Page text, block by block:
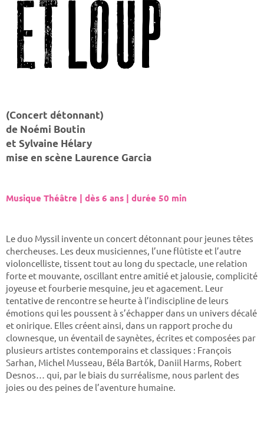
(Concert détonnant)
de Noémi Boutin
et Sylvaine Hélary
mise en scène Laurence Garcia
Musique Théâtre | dès 6 ans | durée 50 min
Le duo Myssil invente un concert détonnant pour jeunes têtes
chercheuses. Les deux musiciennes, l’une flûtiste et l’autre
violoncelliste, tissent tout au long du spectacle, une relation
forte et mouvante, oscillant entre amitié et jalousie, complicité
joyeuse et fourberie mesquine, jeu et agacement. Leur
tentative de rencontre se heurte à l’indiscipline de leurs
émotions qui les poussent à s’échapper dans un univers décalé
et onirique. Elles créent ainsi, dans un rapport proche du
clownesque, un éventail de saynètes, écrites et composées par
plusieurs artistes contemporains et classiques : François
Sarhan, Michel Musseau, Béla Bartók, Daniil Harms, Robert
Desnos… qui, par le biais du surréalisme, nous parlent des
joies ou des peines de l’aventure humaine.